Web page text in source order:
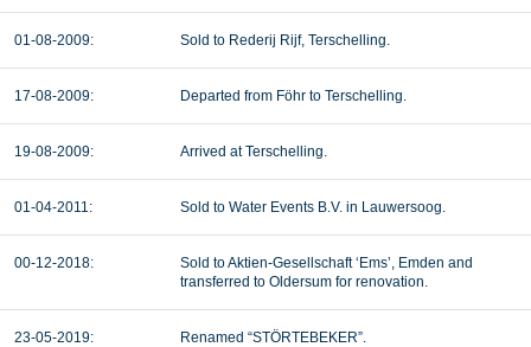
01-08-2009: Sold to Rederij Rijf, Terschelling.
17-08-2009: Departed from Föhr to Terschelling.
19-08-2009: Arrived at Terschelling.
01-04-2011: Sold to Water Events B.V. in Lauwersoog.
00-12-2018:
Sold to Aktien-Gesellschaft ‘Ems’, Emden and
transferred to Oldersum for renovation.
23-05-2019: Renamed “STÖRTEBEKER”.